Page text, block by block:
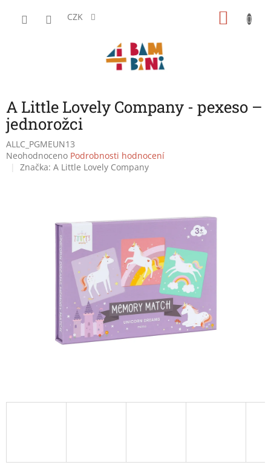
CZK
A Little Lovely Company - pexeso –
jednorožci
ALLC_PGMEUN13
Průměrné
hodnocení
Neohodnoceno Podrobnosti hodnocení
Značka: A Little Lovely Company